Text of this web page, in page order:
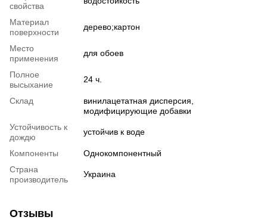
свойства
Материал
поверхности
дерево;картон
Место
применения
для обоев
Полное
высыхание
24 ч.
Склад
винилацетатная дисперсия,
модифицирующие добавки
Устойчивость к
дождю
устойчив к воде
Компоненты
Однокомпонентный
Страна
производитель
Украина
Отзывы